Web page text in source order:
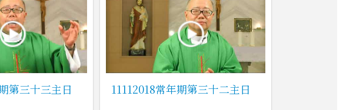
第三十三主日 11112018常年期第三十二主日